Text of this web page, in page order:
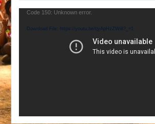
Video
Code 150: Unknown error.
Download File: https://youtu.be/tjyApHzZWi8?_=1